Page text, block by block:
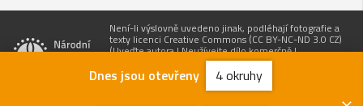
Dnes jsou otevřeny 4 okruhy
Není-li výslovně uvedeno jinak, podléhají fotografie a
texty licenci Creative Commons (CC BY-NC-ND 3.0 CZ)
(Uveďte autora | Neužívejte dílo komerčně |
Nezasahujte do díla). Pro užití obsahuju uvádějte odkaz
na stránky www.nmvp.cz a „zdroj: Národní muzeum v
přírodě“